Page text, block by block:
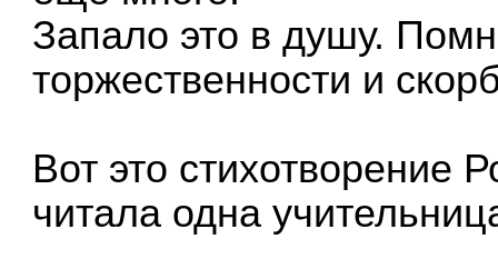
Запало это в душу.
торжественности и
Вот это стихотворение
читала одна